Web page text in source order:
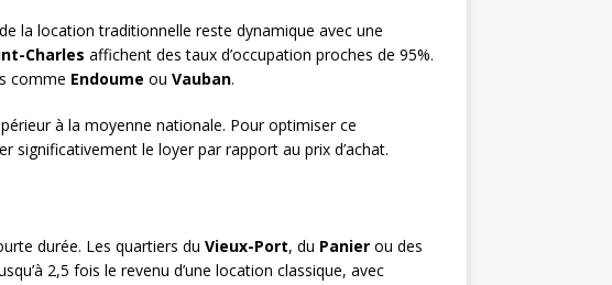
la location traditionnelle reste dynamique avec une
Charles affichent des taux d’occupation proches de 95%.
comme Endoume ou Vauban.
à la moyenne nationale. Pour optimiser ce
le loyer par rapport au prix d’achat.
durée. Les quartiers du Vieux-Port, du Panier ou des
2,5 fois le revenu d’une location classique, avec